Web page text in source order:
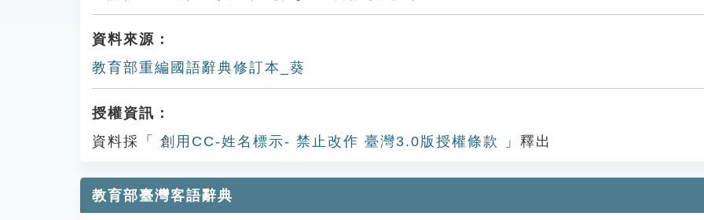
資料來源：
教育部重編國語辭典修訂本_葵
授權資訊：
資料採「
創用CC-姓名標示- 禁止改作 臺灣3.0版授權條款 」釋出
教育部臺灣客語辭典